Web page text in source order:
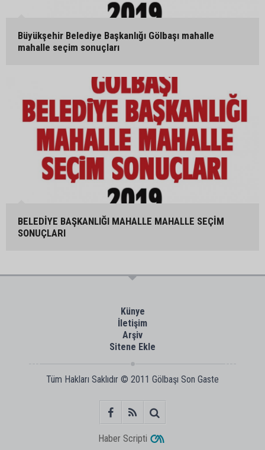
Büyükşehir Belediye Başkanlığı Gölbaşı mahalle
mahalle seçim sonuçları
BELEDİYE BAŞKANLIĞI MAHALLE MAHALLE SEÇİM
SONUÇLARI
Künye
İletişim
Arşiv
Sitene Ekle
Tüm Hakları Saklıdır © 2011 Gölbaşı Son Gaste
Haber Scripti